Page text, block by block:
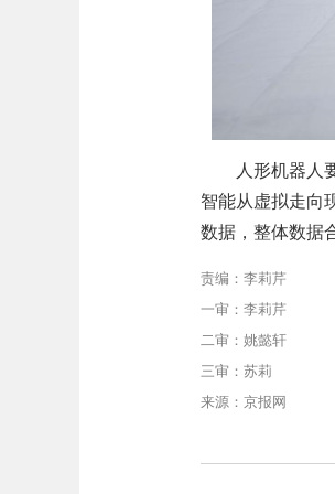
人形机器人
智能从虚拟走向
数据，整体数据
责编：李莉芹
一审：李莉芹
二审：姚懿轩
三审：苏莉
来源：京报网